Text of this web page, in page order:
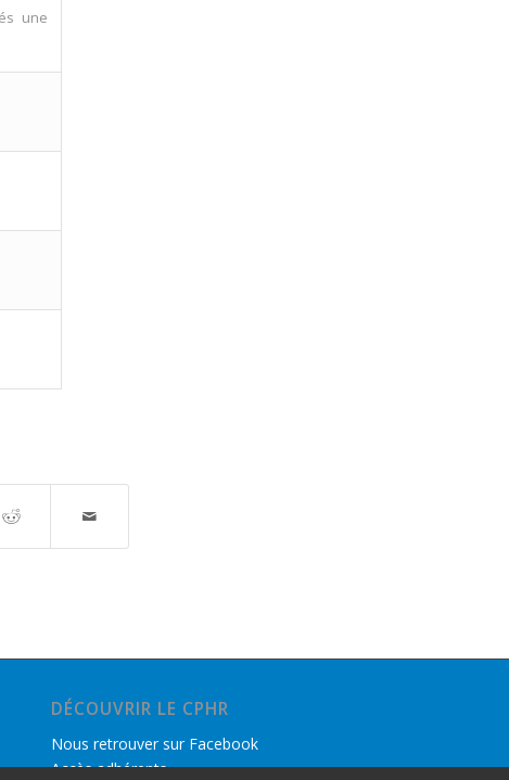
une
DÉCOUVRIR LE CPHR
Nous retrouver sur Facebook
Accès adhérents